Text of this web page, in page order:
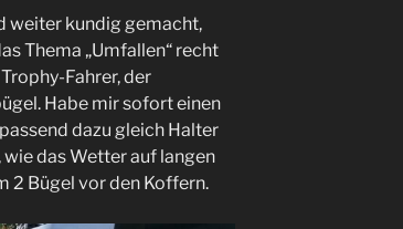
weiter kundig gemacht,
Thema „Umfallen“ recht
Fahrer, der
Habe mir sofort einen
dazu gleich Halter
das Wetter auf langen
2 Bügel vor den Koffern.